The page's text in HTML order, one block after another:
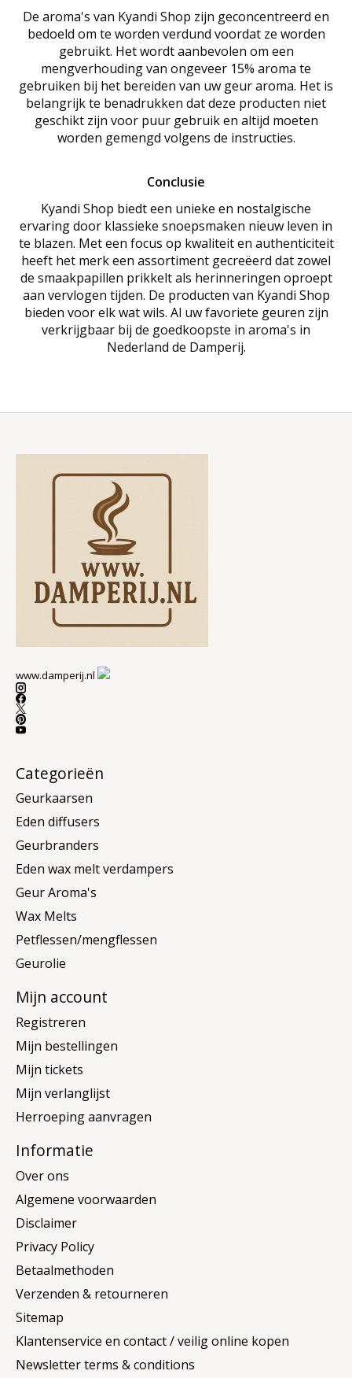
De aroma's van Kyandi Shop zijn geconcentreerd en
bedoeld om te worden verdund voordat ze worden
gebruikt. Het wordt aanbevolen om een
mengverhouding van ongeveer 15% aroma te
gebruiken bij het bereiden van uw geur aroma. Het is
belangrijk te benadrukken dat deze producten niet
geschikt zijn voor puur gebruik en altijd moeten
worden gemengd volgens de instructies.
Conclusie
Kyandi Shop biedt een unieke en nostalgische
ervaring door klassieke snoepsmaken nieuw leven in
te blazen. Met een focus op kwaliteit en authenticiteit
heeft het merk een assortiment gecreëerd dat zowel
de smaakpapillen prikkelt als herinneringen oproept
aan vervlogen tijden. De producten van Kyandi Shop
bieden voor elk wat wils. Al uw favoriete geuren zijn
verkrijgbaar bij de goedkoopste in aroma's in
Nederland de Damperij.
www.damperij.nl
Categorieën
Geurkaarsen
Eden diffusers
Geurbranders
Eden wax melt verdampers
Geur Aroma's
Wax Melts
Petflessen/mengflessen
Geurolie
Mijn account
Registreren
Mijn bestellingen
Mijn tickets
Mijn verlanglijst
Herroeping aanvragen
Informatie
Over ons
Algemene voorwaarden
Disclaimer
Privacy Policy
Betaalmethoden
Verzenden & retourneren
Sitemap
Klantenservice en contact / veilig online kopen
Newsletter terms & conditions